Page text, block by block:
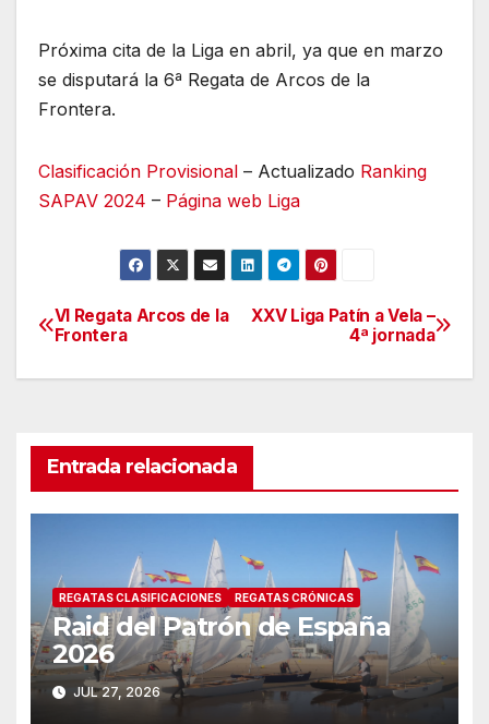
Próxima cita de la Liga en abril, ya que en marzo
se disputará la 6ª Regata de Arcos de la
Frontera.
Clasificación Provisional – Actualizado Ranking
SAPAV 2024 – Página web Liga
Navegación
de
XXV Liga Patín a Vela –
4ª jornada
VI Regata Arcos de la
Frontera
Entrada relacionada
REGATAS CLASIFICACIONES REGATAS CRÓNICAS
Raid del Patrón de España
2026
JUL 27, 2026